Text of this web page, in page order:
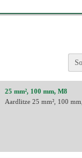
25 mm², 100 mm, M8
Aardlitze 25 mm², 100